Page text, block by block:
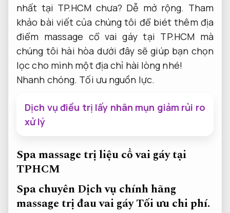
nhất tại TP.HCM chưa? Dễ mở rộng. Tham
khảo bài viết của chúng tôi để biét thêm địa
điểm massage cổ vai gáy tại TP.HCM mà
chúng tôi hài hòa dưới đây sẽ giúp bạn chọn
lọc cho mình một địa chỉ hài lòng nhé!
Nhanh chóng. Tối ưu nguồn lực.
Dịch vụ điều trị lấy nhân mụn giảm rủi ro
xử lý
Spa massage trị liệu cổ vai gáy tại
TPHCM
Spa chuyên Dịch vụ chính hãng
massage trị đau vai gáyTối ưu chi phí.